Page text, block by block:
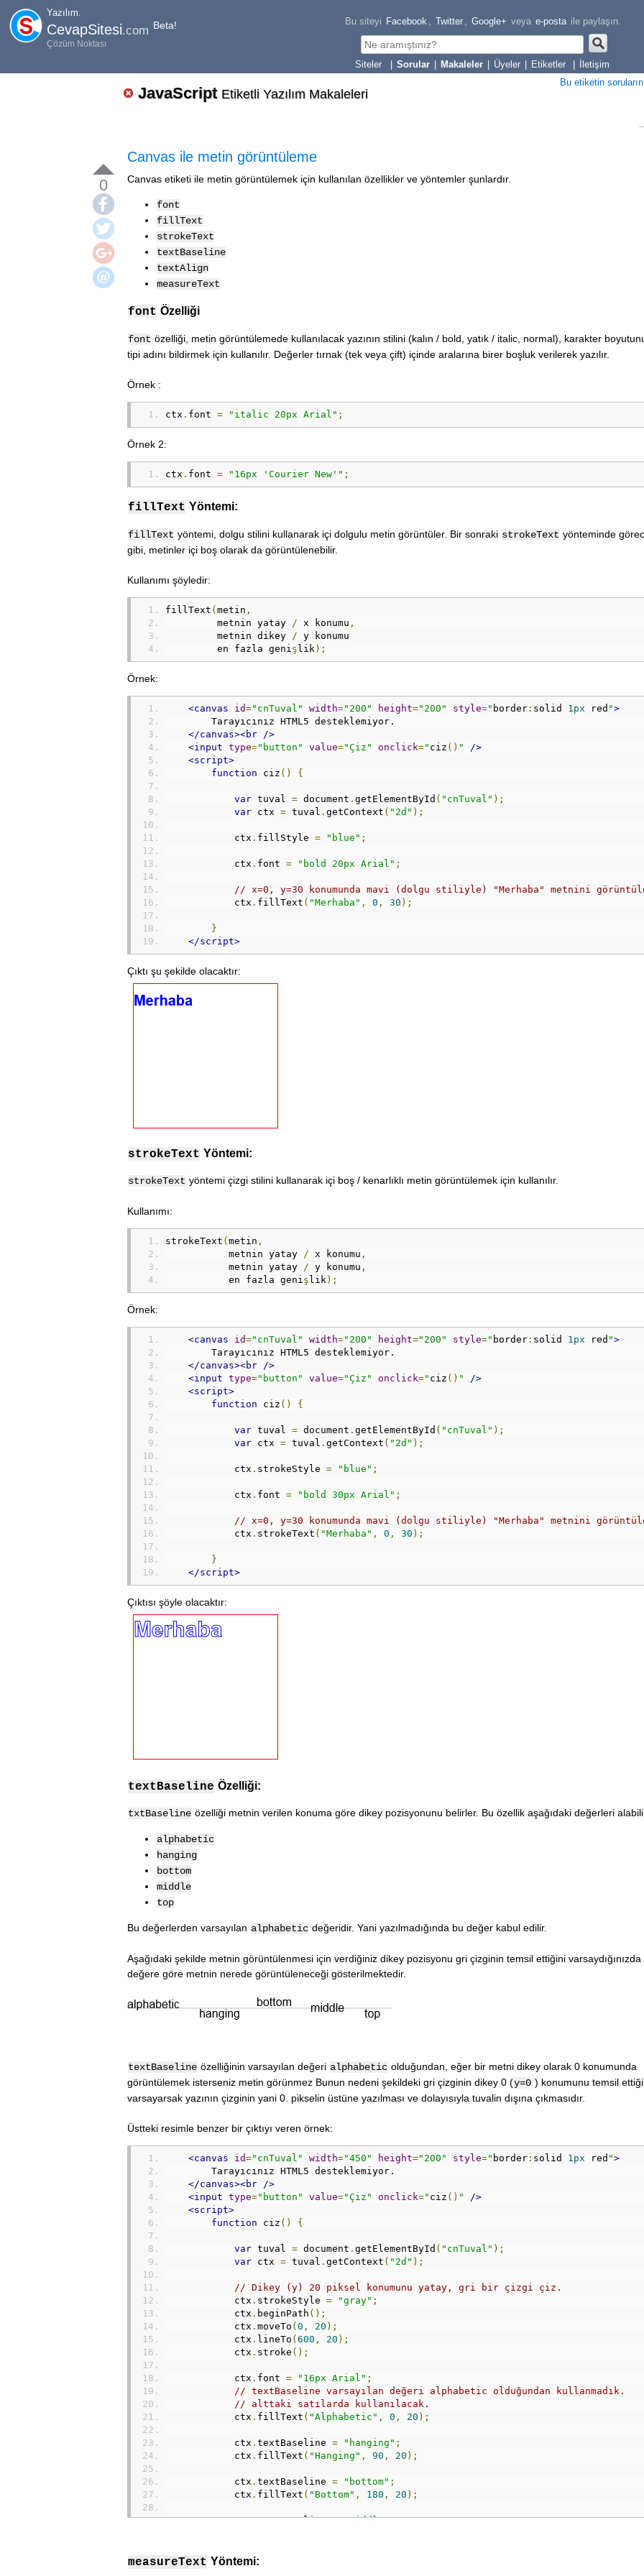
Yazılım.
CevapSitesi.com Beta!
Çözüm Noktası
Bu siteyi Facebook , Twitter , Google+ veya e-posta ile paylaşın.
Sorular Makaleler Üyeler Etiketler İletişim
JavaScript Etiketli Yazılım Makaleleri
Bu etiketin
0
Canvas ile metin görüntüleme
Canvas etiketi ile metin görüntülemek için kullanılan özellikler ve yöntemler şunlardır.
font
fillText
strokeText
textBaseline
textAlign
measureText
font Özelliği
font özelliği, metin görüntülemede kullanılacak yazının stilini (kalın / bold, yatık / italic, normal), karakter
tipi adını bildirmek için kullanılır. Değerler tırnak (tek veya çift) içinde aralarına birer boşluk verilerek yazılır.
Örnek :
ctx . font = "italic 20px Arial" ;
Örnek 2:
ctx . font = "16px 'Courier New'" ;
fillText Yöntemi:
fillText yöntemi, dolgu stilini kullanarak içi dolgulu metin görüntüler. Bir sonraki strokeText yönteminde
gibi, metinler içi boş olarak da görüntülenebilir.
Kullanımı şöyledir:
fillText (metin ,
         metnin yatay
/ x konumu ,
         metnin dikey
/ y konumu
         en fazla geni
şlik );
Örnek:
<canvas id="cnTuval" width="200" height="200" style=" border : solid 1px red ">
        Tarayıcınız HTML5 desteklemiyor.
</canvas><br
/>
<input type="button" value="Çiz" onclick=" ciz () "
/>
<script>
function ciz () {
var tuval = document . getElementById ( "cnTuval" );
var ctx = tuval . getContext ( "2d" );
            ctx
. fillStyle = "blue" ;
            ctx
. font = "bold 20px Arial" ;
// x=0, y=30 konumunda mavi (dolgu stiliyle) "Merhaba" metnini
            ctx
. fillText ( "Merhaba" , 0 , 30 );
}
</script>
Çıktı şu şekilde olacaktır:
strokeText Yöntemi:
strokeText yöntemi çizgi stilini kullanarak içi boş / kenarlıklı metin görüntülemek için kullanılır.
Kullanımı:
strokeText ( metin ,
           metnin yatay
/ x konumu ,
           metnin yatay
/ y konumu ,
           en fazla geni
ş lik);
Örnek:
<canvas id="cnTuval" width="200" height="200" style=" border : solid 1px red ">
        Tarayıcınız HTML5 desteklemiyor.
</canvas><br />
<input type="button" value="Çiz" onclick=" ciz () "
/>
<script>
function ciz () {
var tuval = document . getElementById ( "cnTuval" );
var ctx = tuval . getContext ( "2d" );
            ctx
. strokeStyle = "blue" ;
            ctx
. font = "bold 30px Arial" ;
// x=0, y=30 konumunda mavi (dolgu stiliyle) "Merhaba" metnini
            ctx
. strokeText ( "Merhaba" , 0 , 30 );
}
</script>
Çıktısı şöyle olacaktır:
textBaseline Özelliği:
txtBaseline özelliği metnin verilen konuma göre dikey pozisyonunu belirler. Bu özellik aşağıdaki değerleri
alphabetic
hanging
bottom
middle
top
Bu değerlerden varsayılan alphabetic değeridir. Yani yazılmadığında bu değer kabul edilir.
Aşağıdaki şekilde metnin görüntülenmesi için verdiğiniz dikey pozisyonu gri çizginin temsil ettiğini
değere göre metnin nerede görüntüleneceği gösterilmektedir.
textBaseline özelliğinin varsayılan değeri alphabetic olduğundan, eğer bir metni dikey olarak 0 konumunda
görüntülemek isterseniz metin görünmez Bunun nedeni şekildeki gri çizginin dikey 0 (y=0 ) konumunu temsil
varsayarsak yazının çizginin yani 0. pikselin üstüne yazılması ve dolayısıyla tuvalin dışına çıkmasıdır.
Üstteki resimle benzer bir çıktıyı veren örnek:
<canvas id="cnTuval" width="450" height="200" style=" border : solid 1px red ">
        Tarayıcınız HTML5 desteklemiyor.
</canvas><br />
<input type="button" value="Çiz" onclick=" ciz () "
/>
<script>
function ciz () {
var tuval = document . getElementById ( "cnTuval" );
var ctx = tuval . getContext ( "2d" );
// Dikey (y) 20 piksel konumunu yatay, gri bir çizgi çiz.
            ctx
. strokeStyle = "gray" ;
            ctx
. beginPath ();
            ctx
. moveTo ( 0 , 20 );
            ctx
. lineTo ( 600 , 20 );
            ctx
. stroke ();
            ctx
. font = "16px Arial" ;
// textBaseline varsayılan değeri alphabetic olduğundan kullanmadık.
// alttaki satılarda kullanılacak.
            ctx
. fillText ( "Alphabetic" , 0 , 20 );
            ctx
. textBaseline = "hanging" ;
            ctx
. fillText ( "Hanging" , 90 , 20 );
            ctx
. textBaseline = "bottom" ;
            ctx
. fillText ( "Bottom" , 180 , 20 );
            ctx
.textBaseline = "middle";
            ctx
.textBaseline
measureText Yöntemi: